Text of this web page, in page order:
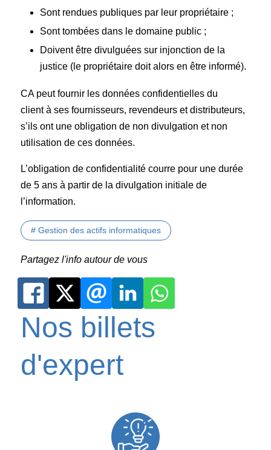
Sont rendues publiques par leur propriétaire ;
Sont tombées dans le domaine public ;
Doivent être divulguées sur injonction de la
justice (le propriétaire doit alors en être informé).
CA peut fournir les données confidentielles du
client à ses fournisseurs, revendeurs et distributeurs,
s’ils ont une obligation de non divulgation et non
utilisation de ces données.
L’obligation de confidentialité courre pour une durée
de 5 ans à partir de la divulgation initiale de
l’information.
# Gestion des actifs informatiques
Partagez l'info autour de vous
Nos billets
d'expert